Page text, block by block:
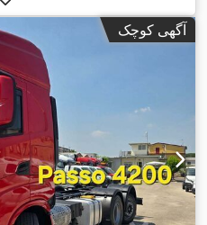
محور:۳٬۸۰۰ میلی‌متر ,
کابین راننده:
, نوع
, سیستم
۲٬۵۵۰ میلی‌متر
سال ساخت:
بلوتوث, تنظیم برقی پنجره, تهویه
مرکزی, کروز کنترل, کنترل
آگهی کوچک